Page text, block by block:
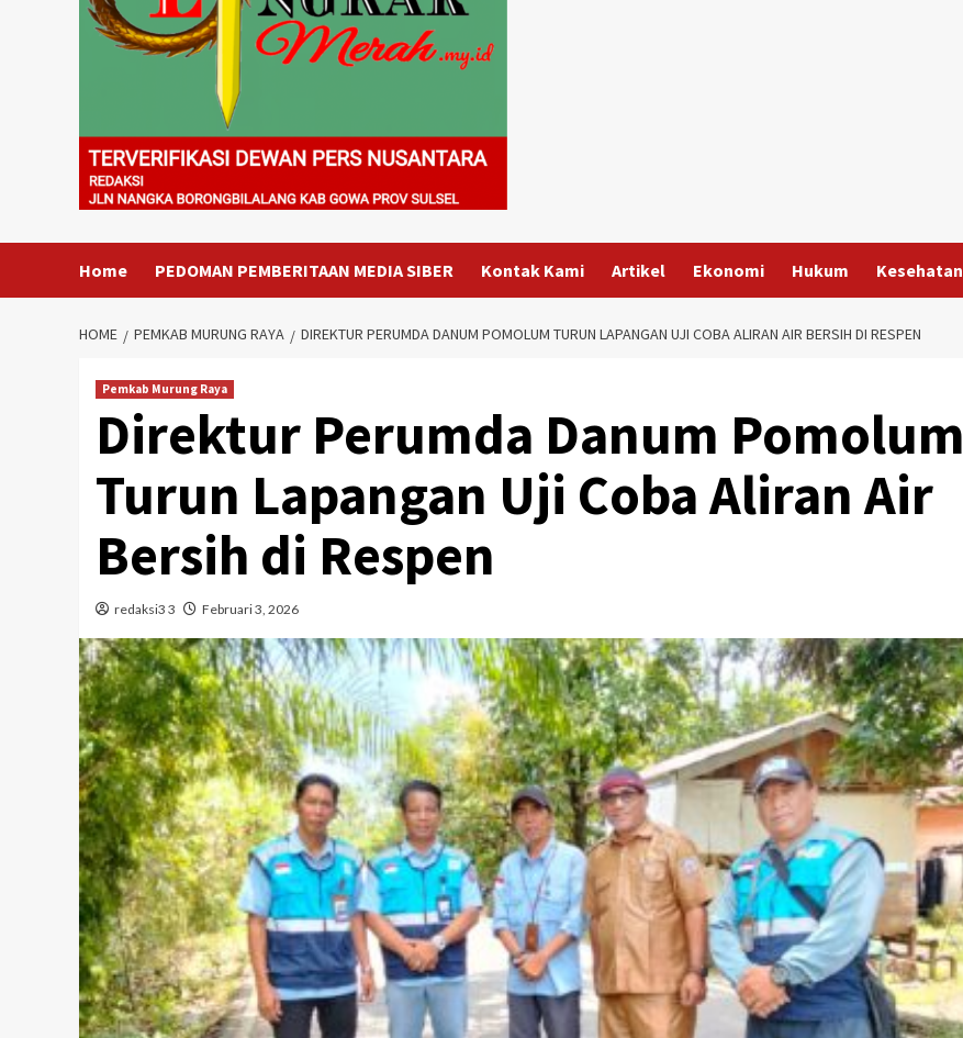
Home PEDOMAN PEMBERITAAN MEDIA SIBER Kontak Kami Artikel Ekonomi Hukum Kesehatan
HOME PEMKAB MURUNG RAYA DIREKTUR PERUMDA DANUM POMOLUM TURUN LAPANGAN UJI COBA ALIRAN AIR BERSIH DI RESPEN
Pemkab Murung Raya
Direktur Perumda Danum Pomolum
Turun Lapangan Uji Coba Aliran Air
Bersih di Respen
redaksi3 3 Februari 3, 2026